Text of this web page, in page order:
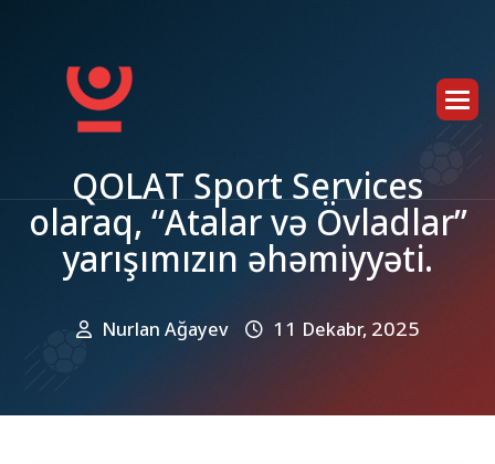
QOLAT Sport Services
olaraq, “Atalarvə Övladlar”
yarışımızın əhəmiyyəti.
Nurlan Ağayev 11 Dekabr, 2025